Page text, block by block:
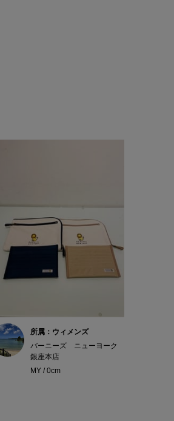
所属：ウィメンズ
バーニーズ ニューヨーク
銀座本店
MY / 0cm